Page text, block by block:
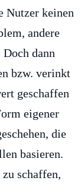
Nutzer keinen
andere
Doch dann
bzw. verinkt
geschaffen
eigener
die
basieren.
schaffen,